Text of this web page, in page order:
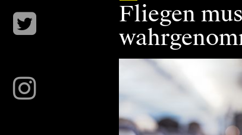
Fliegen